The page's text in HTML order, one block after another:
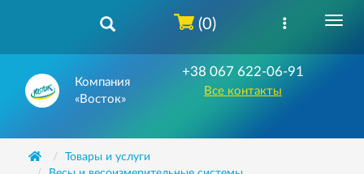
Компания
«Восток»
+38 067 622-06-91
Все контакты
(0)
Товары и услуги